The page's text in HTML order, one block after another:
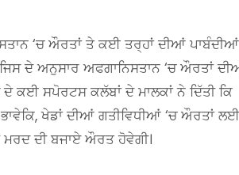
‘ਚ ਔਰਤਾਂ ਤੇ ਕਈ ਤਰ੍ਹਾਂ ਦੀਆਂ
ਦੇ ਅਨੁਸਾਰ ਅਫਗਾਨਿਸਤਾਨ ‘ਚ ਔਰਤਾਂ
ਦੇ ਕਈ ਸਪੋਰਟਸ ਕਲੱਬਾਂ ਦੇ ਮਾਲਕਾਂ ਨੇ ਦਿੱਤੀ ਕਿ
ਖੇਡਾਂ ਦੀਆਂ ਗਤੀਵਿਧੀਆਂ ‘ਚ ਔਰਤਾਂ ਲਈ
ਮਰਦ ਦੀ ਬਜਾਏ ਔਰਤ ਹੋਵੇਗੀ।